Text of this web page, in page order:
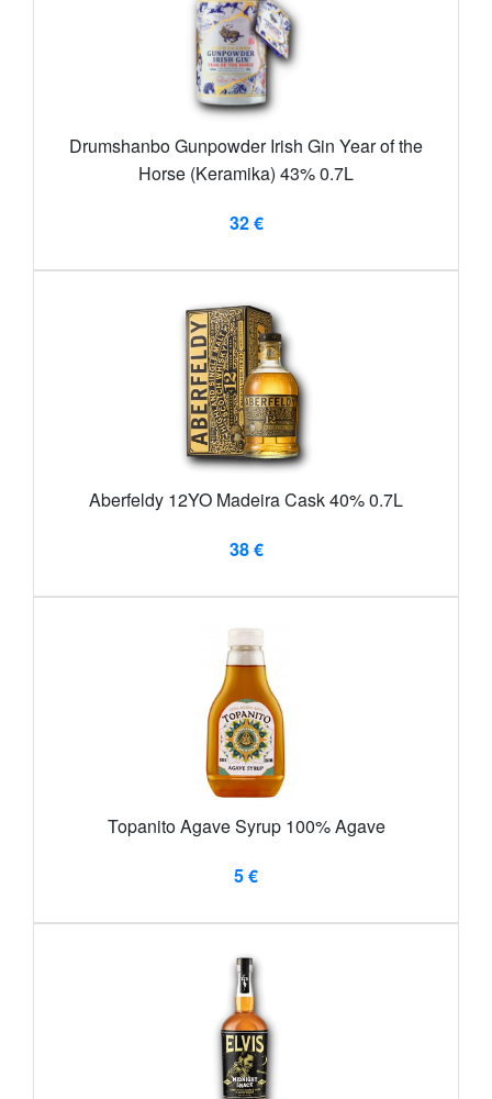
Drumshanbo Gunpowder Irish Gin Year of the
Horse (Keramika) 43% 0.7L
32 €
Aberfeldy 12YO Madeira Cask 40% 0.7L
38 €
Topanito Agave Syrup 100% Agave
5 €